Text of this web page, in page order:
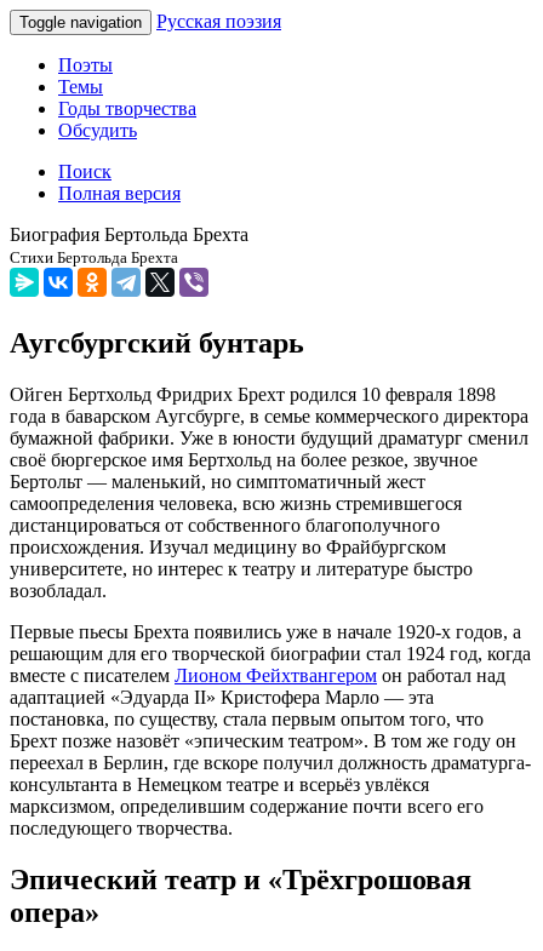
Toggle navigation Русская поэзия
Поэты
Темы
Годы творчества
Обсудить
Поиск
Полная версия
Биография Бертольда Брехта
Стихи Бертольда Брехта
Аугсбургский бунтарь
Ойген Бертхольд Фридрих Брехт родился 10 февраля 1898
года в баварском Аугсбурге, в семье коммерческого директора
бумажной фабрики. Уже в юности будущий драматург сменил
своё бюргерское имя Бертхольд на более резкое, звучное
Бертольт — маленький, но симптоматичный жест
самоопределения человека, всю жизнь стремившегося
дистанцироваться от собственного благополучного
происхождения. Изучал медицину во Фрайбургском
университете, но интерес к театру и литературе быстро
возобладал.
Первые пьесы Брехта появились уже в начале 1920-х годов, а
решающим для его творческой биографии стал 1924 год, когда
вместе с писателем Лионом Фейхтвангером он работал над
адаптацией «Эдуарда II» Кристофера Марло — эта
постановка, по существу, стала первым опытом того, что
Брехт позже назовёт «эпическим театром». В том же году он
переехал в Берлин, где вскоре получил должность драматурга-
консультанта в Немецком театре и всерьёз увлёкся
марксизмом, определившим содержание почти всего его
последующего творчества.
Эпический театр и «Трёхгрошовая
опера»